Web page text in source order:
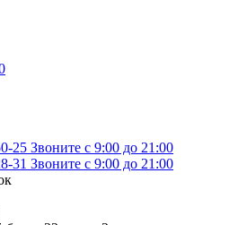
25 Звоните с 9:00 до 21:00
31 Звоните с 9:00 до 21:00